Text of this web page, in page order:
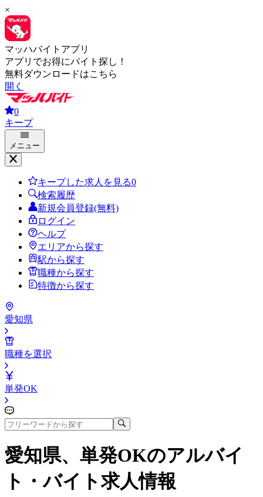
×
マッハバイトアプリ
アプリでお得にバイト探し！
無料ダウンロードはこちら
開く
0
キープ
メニュー
キープした求人を見る0
検索履歴
新規会員登録(無料)
ログイン
ヘルプ
エリアから探す
駅から探す
職種から探す
特徴から探す
愛知県
職種を選択
単発OK
愛知県、単発OKのアルバイ
ト・バイト求人情報